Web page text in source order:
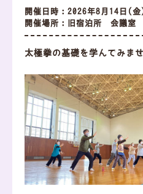
開催日時：2026年8月14日
開催場所：旧宿泊所 会議室
太極拳の基礎を学んでみま